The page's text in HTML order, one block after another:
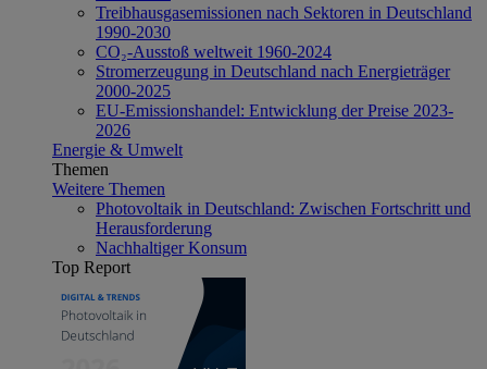
Treibhausgasemissionen nach Sektoren in Deutschland
1990-2030
CO₂-Ausstoß weltweit 1960-2024
Stromerzeugung in Deutschland nach Energieträger
2000-2025
EU-Emissionshandel: Entwicklung der Preise 2023-
2026
Energie & Umwelt
Themen
Weitere Themen
Photovoltaik in Deutschland: Zwischen Fortschritt und
Herausforderung
Nachhaltiger Konsum
Top Report